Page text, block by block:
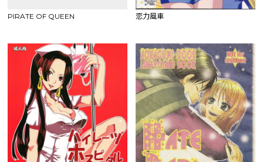
PIRATE OF QUEEN 恋力風車